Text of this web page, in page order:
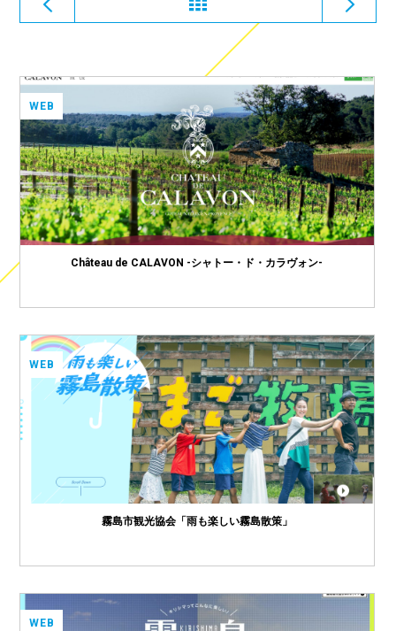
Château de CALAVON -シャトー・ド・カラヴォン-
WEB
霧島市観光協会「雨も楽しい霧島散策」
WEB
WEB